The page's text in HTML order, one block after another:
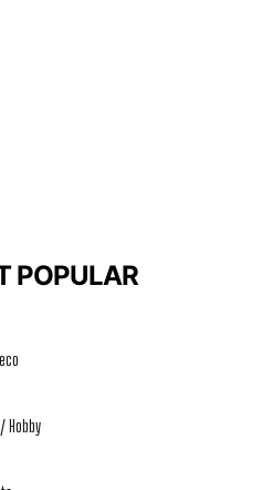
POPULAR
Hobby